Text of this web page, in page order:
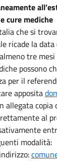
cure mediche
che si
ricade la
tre
possono
per il
apposita
allegata copia
al
modalità: